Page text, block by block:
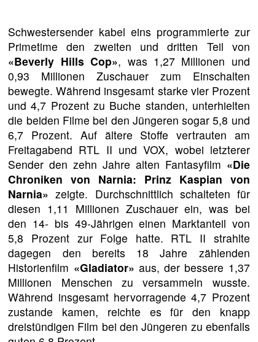
Schwestersender kabel eins programmierte zur
Primetime den zweiten und dritten Teil von
«Beverly Hills Cop», was 1,27 Millionen und
0,93 Millionen Zuschauer zum Einschalten
bewegte. Während insgesamt starke vier Prozent
und 4,7 Prozent zu Buche standen, unterhielten
die beiden Filme bei den Jüngeren sogar 5,8 und
6,7 Prozent. Auf ältere Stoffe vertrauten am
Freitagabend RTL II und VOX, wobei letzterer
Sender den zehn Jahre alten Fantasyfilm «Die
Chroniken von Narnia: Prinz Kaspian von
Narnia» zeigte. Durchschnittlich schalteten für
diesen 1,11 Millionen Zuschauer ein, was bei
den 14- bis 49-Jährigen einen Marktanteil von
5,8 Prozent zur Folge hatte. RTL II strahlte
dagegen den bereits 18 Jahre zählenden
Historienfilm «Gladiator» aus, der bessere 1,37
Millionen Menschen zu versammeln wusste.
Während insgesamt hervorragende 4,7 Prozent
zustande kamen, reichte es für den knapp
dreistündigen Film bei den Jüngeren zu ebenfalls